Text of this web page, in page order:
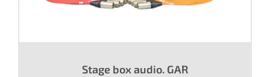
Stage box audio. GAR